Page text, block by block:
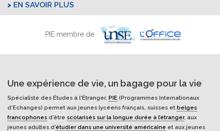
EN SAVOIR PLUS
PIE membre de
Une expérience de vie, un bagage pour la vie
Spécialiste des Études à l'Étranger, PIE (Programmes Internationaux
d’Echanges) permet aux jeunes lycéens français, suisses et belges
francophones d’être scolarisés sur la longue durée à l’étranger, aux
jeunes adultes d’étudier dans une université américaine et aux jeunes